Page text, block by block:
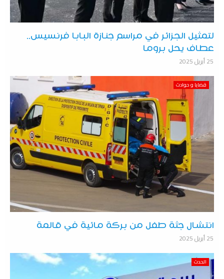
لتمثيل الجزائر في مراسم جنازة البابا فرنسيس..
عطاف يحل بروما
25 أبريل 2025
قضايا و حوادث
انتشال جثة طفل من بركة مائية في قالمة
25 أبريل 2025
الحدث